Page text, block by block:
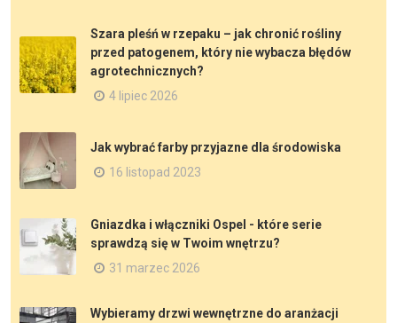
Szara pleśń w rzepaku – jak chronić rośliny
przed patogenem, który nie wybacza błędów
agrotechnicznych?
4 lipiec 2026
Jak wybrać farby przyjazne dla środowiska
16 listopad 2023
Gniazdka i włączniki Ospel - które serie
sprawdzą się w Twoim wnętrzu?
31 marzec 2026
Wybieramy drzwi wewnętrzne do aranżacji